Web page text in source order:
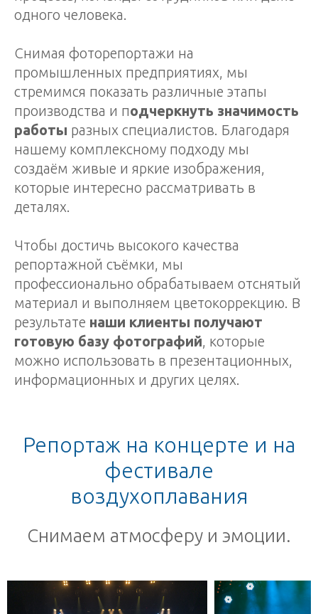
одного человека.
Снимая фоторепортажи на
промышленных предприятиях, мы
стремимся показать различные этапы
производства и подчеркнуть значимость
работы разных специалистов. Благодаря
нашему комплексному подходу мы
создаём живые и яркие изображения,
которые интересно рассматривать в
деталях.
Чтобы достичь высокого качества
репортажной съёмки, мы
профессионально обрабатываем отснятый
материал и выполняем цветокоррекцию. В
результате наши клиенты получают
готовую базу фотографий, которые
можно использовать в презентационных,
информационных и других целях.
Репортаж на концерте и на
фестивале
воздухоплавания
Снимаем атмосферу и эмоции.